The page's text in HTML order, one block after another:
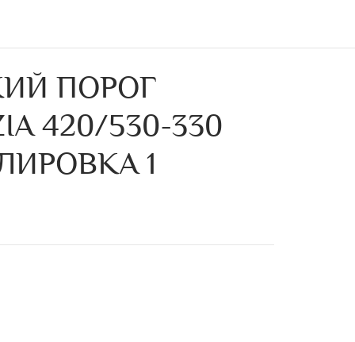
ПОРОГ
420/530-330
1